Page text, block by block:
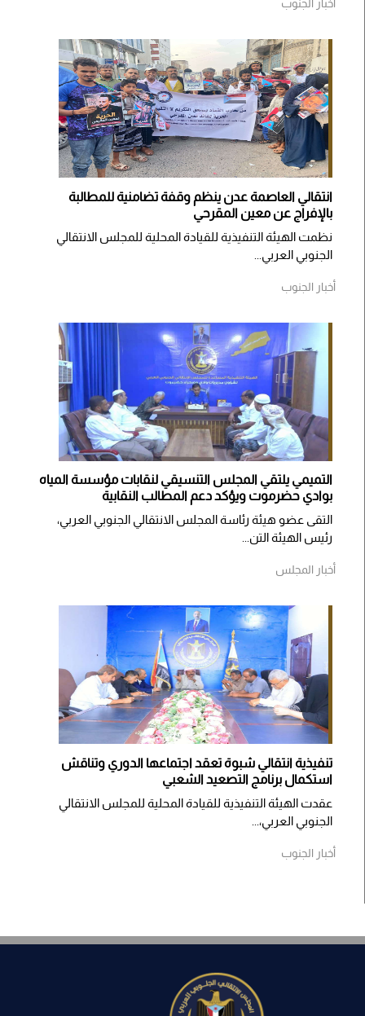
أخبار الجنوب
انتقالي العاصمة عدن ينظم وقفة تضامنية للمطالبة
بالإفراج عن معين المقرحي
نظمت الهيئة التنفيذية للقيادة المحلية للمجلس الانتقالي
الجنوبي العربي...
أخبار الجنوب
التميمي يلتقي المجلس التنسيقي لنقابات مؤسسة المياه
بوادي حضرموت ويؤكد دعم المطالب النقابية
التقى عضو هيئة رئاسة المجلس الانتقالي الجنوبي العربي،
رئيس الهيئة التن...
أخبار المجلس
تنفيذية انتقالي شبوة تعقد اجتماعها الدوري وتناقش
استكمال برنامج التصعيد الشعبي
عقدت الهيئة التنفيذية للقيادة المحلية للمجلس الانتقالي
الجنوبي العربي،...
أخبار الجنوب